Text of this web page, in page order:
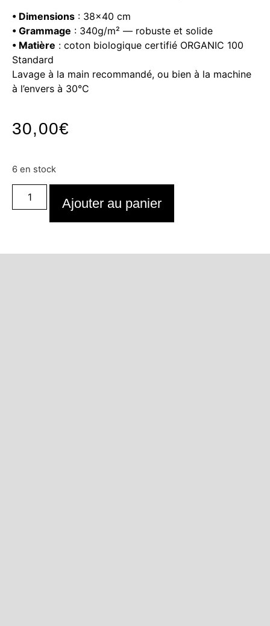
• Dimensions : 38×40 cm
• Grammage : 340g/m² — robuste et solide
• Matière : coton biologique certifié ORGANIC 100
Standard
Lavage à la main recommandé, ou bien à la machine
à l’envers à 30°C
30,00€
6 en stock
Ajouter au panier